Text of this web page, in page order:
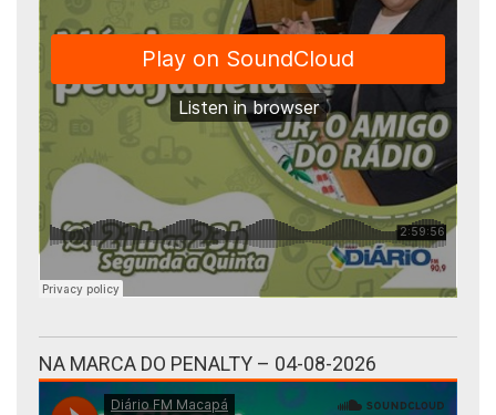
NA MARCA DO PENALTY – 04-08-2026